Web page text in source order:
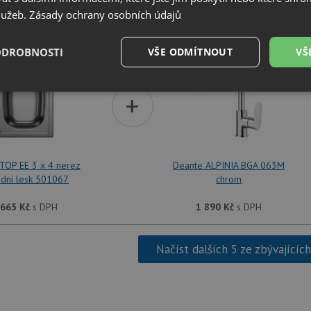
SET Blanco TOP EE 3 x 4 nerez přírodní lesk 501067 +
EE 3 x 4 nerez
lesk 501067
Kčs DPH
+
Deante ALPINIA BGA 063M
chrom
1 890 Kč s DPH
Načíst dalších 5 ze
Zásady ochrany osobních údajů
VŠE ODMÍTNOUT
Výkonové
Soubory cílení Funkční soubory
soubory Výkonové soubory Funkční soubory
cookie umožňují základní funkce webových stránek, jako je přihlášení uživatele a
nutných souborů cookie správně používat.
Popis